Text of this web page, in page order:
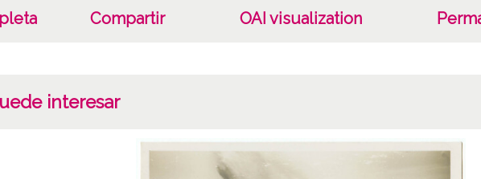
Compartir OAI visualization
interesar